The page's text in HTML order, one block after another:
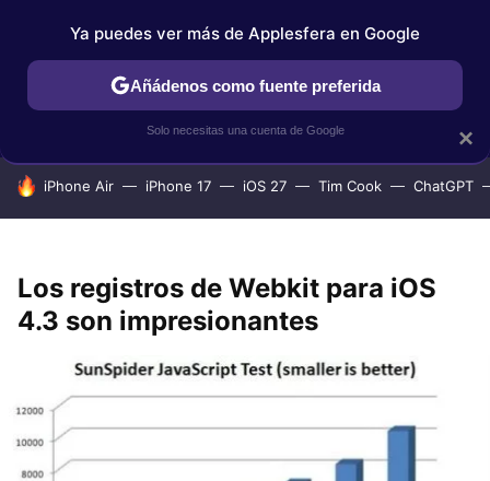
IPHONE TUTORIALES APPLESFERA SELECCIÓN
HOY SE HABLA DE
iPhone Air iPhone 17 iOS 27 Tim Cook ChatGPT
Los registros de Webkit para iOS
4.3 son impresionantes
×
Ya puedes ver más de Applesfera en Google
Añádenos como fuente preferida
Solo necesitas una cuenta de Google